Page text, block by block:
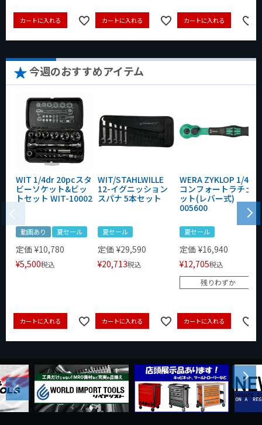
カートに入れる カートに入れる カートに入れる
今週のおすすめアイテム
WIT 1/4dr 20pcスタ
ビーソケット&ビッ
トセット WIT-10002
動画あり 夏セール
定価 ¥10,780
¥5,500税込
カートに入れる
WIT/STAHLWILLE
12-イグニッション
スパナ 5本セット
夏セール
定価 ¥29,590
¥20,713税込
カートに入れる
WERA ZYKLOP 1/4"
コンフォートラチェ
ット(レバー式)
005600
夏セール
定価 ¥16,940
¥12,705税込
残りわずか
カートに入れる
Previous
Next